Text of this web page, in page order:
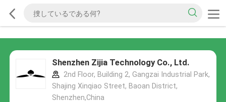
Shenzhen Zijia Technology Co., Ltd.
2nd Floor, Building 2, Gangzai Industrial Park,
Shajing Xinqiao Street, Baoan District,
Shenzhen,China